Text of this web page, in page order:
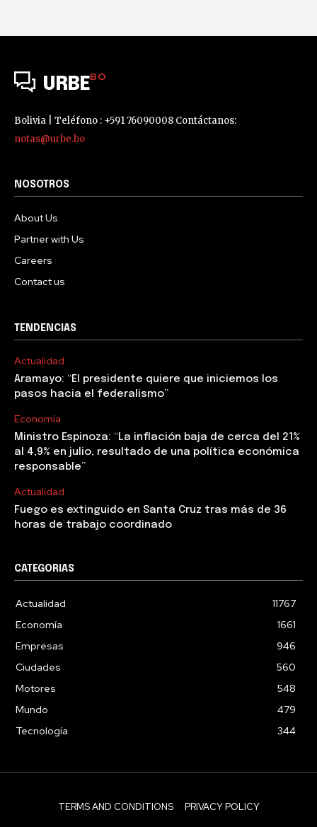
URBEBO
Bolivia | Teléfono : +591 76090008 Contáctanos:
notas@urbe.bo
NOSOTROS
About Us
Partner with Us
Careers
Contact us
TENDENCIAS
Actualidad
Aramayo: “El presidente quiere que iniciemos los
pasos hacia el federalismo”
Economía
Ministro Espinoza: “La inflación baja de cerca del 21%
al 4,9% en julio, resultado de una política económica
responsable”
Actualidad
Fuego es extinguido en Santa Cruz tras más de 36
horas de trabajo coordinado
CATEGORIAS
Actualidad
11767
Economía
1661
Empresas
946
Ciudades
560
Motores
548
Mundo
479
Tecnología
344
TERMS AND CONDITIONS PRIVACY POLICY